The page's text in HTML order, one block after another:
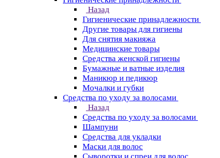
Назад
Гигиенические принадлежности
Другие товары для гигиены
Для снятия макияжа
Медицинские товары
Средства женской гигиены
Бумажные и ватные изделия
Маникюр и педикюр
Мочалки и губки
Средства по уходу за волосами
Назад
Средства по уходу за волосами
Шампуни
Средства для укладки
Маски для волос